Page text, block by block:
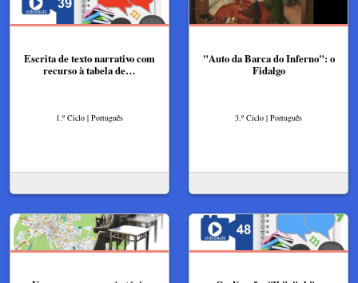
Escrita de texto narrativo com
recurso à tabela de…
1.º Ciclo | Português
"Auto da Barca do Inferno": o
Fidalgo
3.º Ciclo | Português